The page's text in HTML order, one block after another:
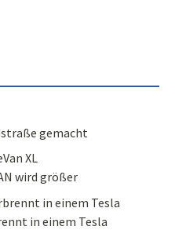
gemacht
wird größer
in einem Tesla